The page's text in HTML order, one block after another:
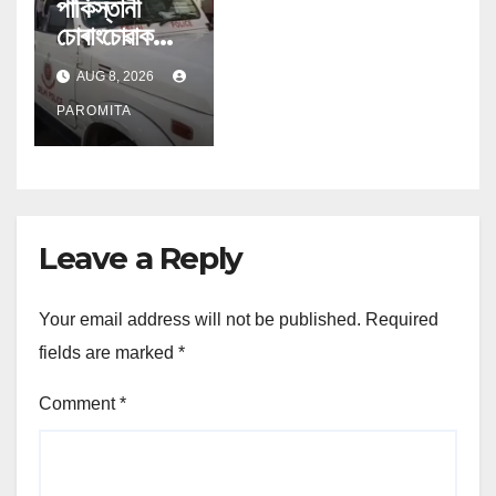
পাকিস্তানী
চোৰাংচোৱাক
ভাৰতৰ গোপন
প্ৰতিৰক্ষা তথ্য
যোগান; গ্ৰেপ্তাৰ
বায়ুসেনাৰ উইং
AUG 8, 2026
PAROMITA
Leave a Reply
Your email address will not be published. Required
fields are marked *
Comment*